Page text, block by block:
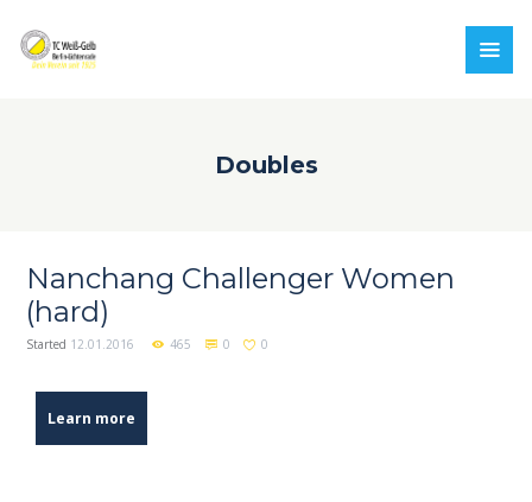
Doubles
Nanchang Challenger Women
(hard)
Started 12.01.2016 465 0 0
Learn more